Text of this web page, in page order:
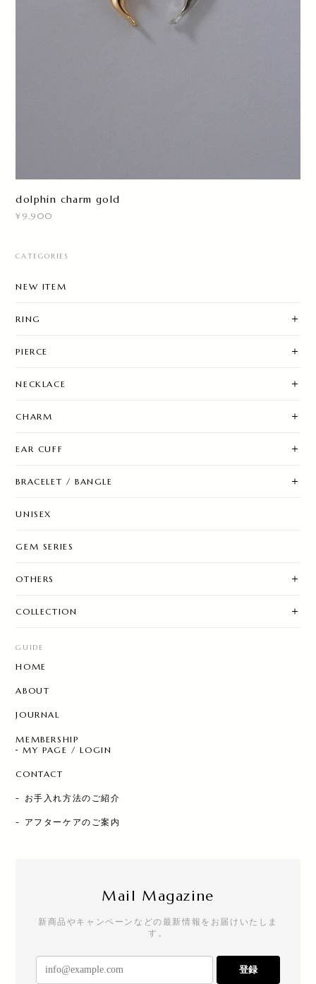
dolphin charm gold
¥9,900
CATEGORIES
NEW ITEM
RING
PIERCE
NECKLACE
CHARM
EAR CUFF
BRACELET / BANGLE
UNISEX
GEM SERIES
OTHERS
COLLECTION
GUIDE
HOME
ABOUT
JOURNAL
MEMBERSHIP
MY PAGE / LOGIN
CONTACT
- お手入れ方法のご紹介
- アフターケアのご案内
Mail Magazine
新商品やキャンペーンなどの最新情報をお届けいたしま
す。
登録